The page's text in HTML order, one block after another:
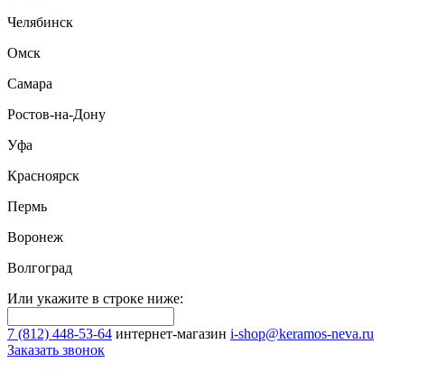
Челябинск
Омск
Самара
Ростов-на-Дону
Уфа
Красноярск
Пермь
Воронеж
Волгоград
Или укажите в строке ниже:
7 (812) 448-53-64 интернет-магазин i-shop@keramos-neva.ru
Заказать звонок